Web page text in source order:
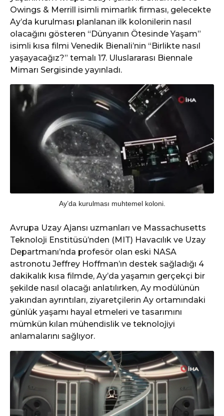
Owings & Merrill isimli mimarlık firması, gelecekte
Ay’da kurulması planlanan ilk kolonilerin nasıl
olacağını gösteren “Dünyanın Ötesinde Yaşam”
isimli kısa filmi Venedik Bienali’nin “Birlikte nasıl
yaşayacağız?” temalı 17. Uluslararası Biennale
Mimarı Sergisinde yayınladı.
Ay’da kurulması muhtemel koloni.
Avrupa Uzay Ajansı uzmanları ve Massachusetts
Teknoloji Enstitüsü’nden (MIT) Havacılık ve Uzay
Departmanı’nda profesör olan eski NASA
astronotu Jeffrey Hoffman’ın destek sağladığı 4
dakikalık kısa filmde, Ay’da yaşamın gerçekçi bir
şekilde nasıl olacağı anlatılırken, Ay modülünün
yakından ayrıntıları, ziyaretçilerin Ay ortamındaki
günlük yaşamı hayal etmeleri ve tasarımını
mümkün kılan mühendislik ve teknolojiyi
anlamalarını sağlıyor.